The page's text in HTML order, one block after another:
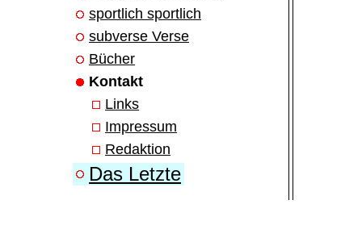
sportlich sportlich
subverse Verse
Bücher
Kontakt
Links
Impressum
Redaktion
Das Letzte